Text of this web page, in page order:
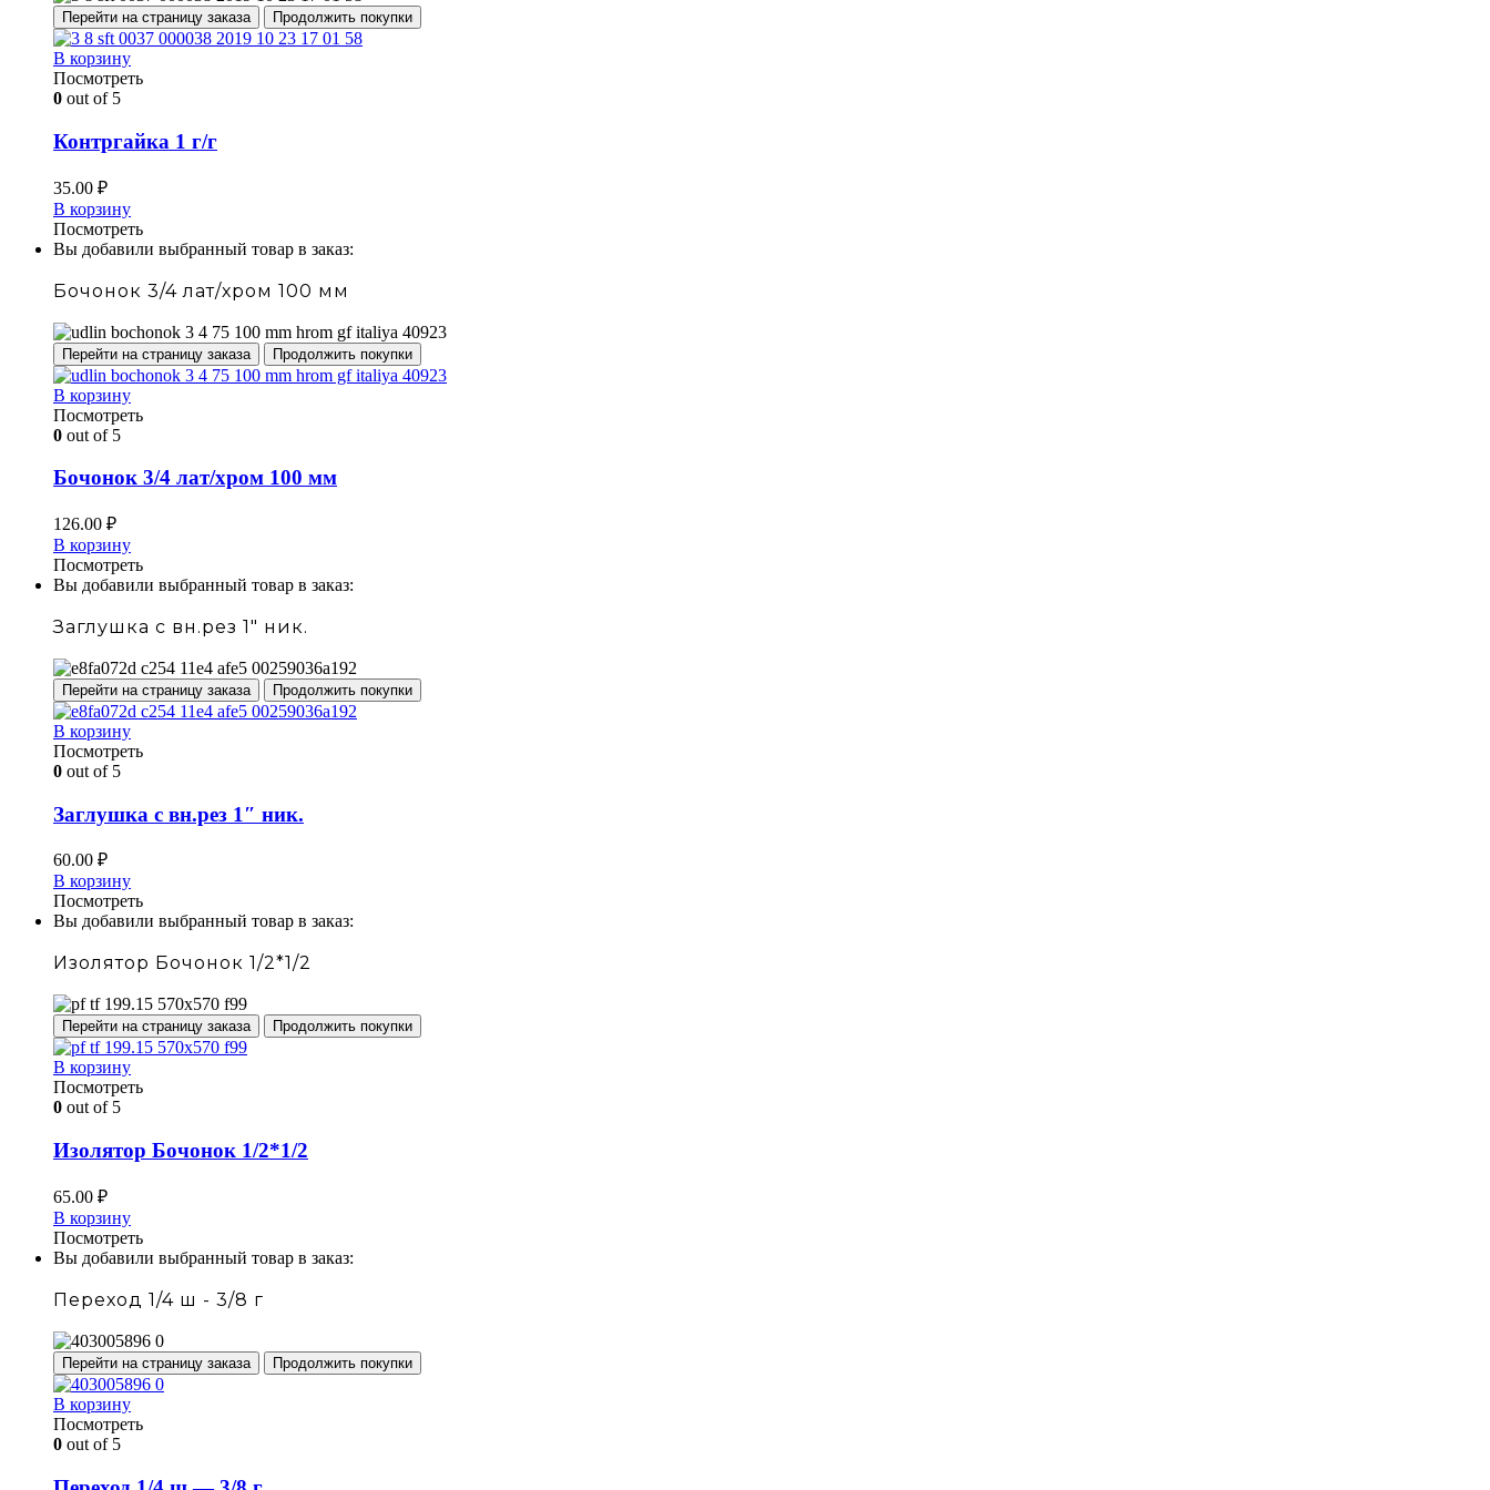
Перейти на страницу заказа Продолжить покупки
В корзину
Посмотреть
0 out of 5
Контргайка 1 г/г
35.00 ₽
В корзину
Посмотреть
Вы добавили выбранный товар в заказ:
Бочонок 3/4 лат/хром 100 мм
Перейти на страницу заказа Продолжить покупки
В корзину
Посмотреть
0 out of 5
Бочонок 3/4 лат/хром 100 мм
126.00 ₽
В корзину
Посмотреть
Вы добавили выбранный товар в заказ:
Заглушка с вн.рез 1" ник.
Перейти на страницу заказа Продолжить покупки
В корзину
Посмотреть
0 out of 5
Заглушка с вн.рез 1″ ник.
60.00 ₽
В корзину
Посмотреть
Вы добавили выбранный товар в заказ:
Изолятор Бочонок 1/2*1/2
Перейти на страницу заказа Продолжить покупки
В корзину
Посмотреть
0 out of 5
Изолятор Бочонок 1/2*1/2
65.00 ₽
В корзину
Посмотреть
Вы добавили выбранный товар в заказ:
Переход 1/4 ш - 3/8 г
Перейти на страницу заказа Продолжить покупки
В корзину
Посмотреть
0 out of 5